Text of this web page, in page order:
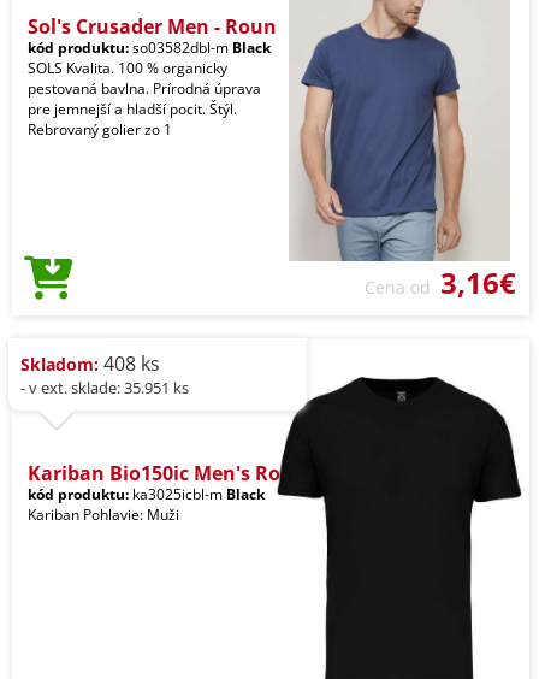
Sol's Crusader Men - Roun
kód produktu:so03582dbl-m Black
SOLS Kvalita. 100 % organicky
pestovaná bavlna. Prírodná úprava
pre jemnejší a hladší pocit. Štýl.
Rebrovaný golier zo 1
Cena od 3,16€
Skladom: 408 ks
- v ext. sklade: 35.951 ks
Kariban Bio150ic Men's Ro
kód produktu: ka3025icbl-m Black
Kariban Pohlavie: Muži